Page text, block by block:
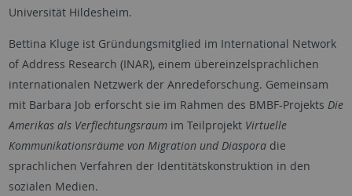
Universität Hildesheim.
Bettina Kluge ist Gründungsmitglied im International Network
of Address Research (INAR), einem übereinzelsprachlichen
internationalen Netzwerk der Anredeforschung. Gemeinsam
mit Barbara Job erforscht sie im Rahmen des BMBF-Projekts Die
Amerikas als Verflechtungsraumim Teilprojekt Virtuelle
Kommunikationsräume von Migration und Diasporadie
sprachlichen Verfahren der Identitätskonstruktion in den
sozialen Medien.